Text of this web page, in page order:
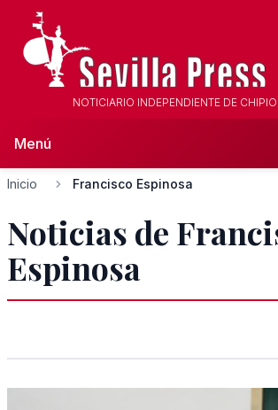
NOTICIARIO INDEPENDIENTE DE
Menú
Inicio Francisco Espinosa
Noticias de
Espinosa